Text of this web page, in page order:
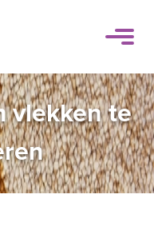
vlekken te